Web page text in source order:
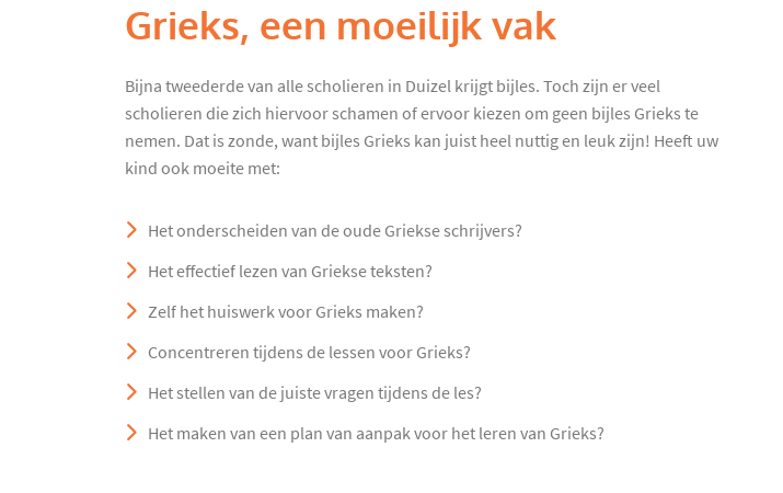
Grieks, een moeilijk vak
Bijna tweederde van alle scholieren in Duizel krijgt bijles. Toch zijn er veel
scholieren die zich hiervoor schamen of ervoor kiezen om geen bijles Grieks te
nemen. Dat is zonde, want bijles Grieks kan juist heel nuttig en leuk zijn! Heeft uw
kind ook moeite met:
Het onderscheiden van de oude Griekse schrijvers?
Het effectief lezen van Griekse teksten?
Zelf het huiswerk voor Grieks maken?
Concentreren tijdens de lessen voor Grieks?
Het stellen van de juiste vragen tijdens de les?
Het maken van een plan van aanpak voor het leren van Grieks?